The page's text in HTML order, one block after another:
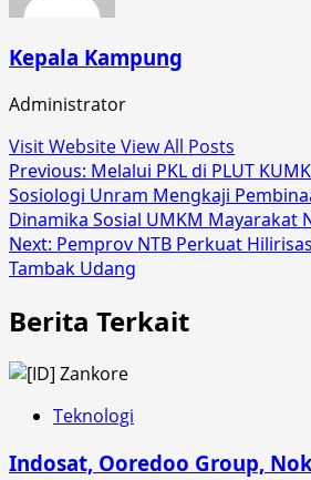
Kepala Kampung
Administrator
Visit WebsiteView All Posts
Post
navigation
Previous: Melalui PKL di PLUT
Sosiologi Unram Mengkaji
Dinamika Sosial UMKM Mayarakat
Next: Pemprov NTB Perkuat
Tambak Udang
Berita Terkait
Teknologi
Indosat, Ooredoo Group,